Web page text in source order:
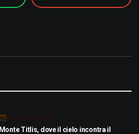
Luglio 29, 2026
Monte Titlis, dove il cielo incontra il